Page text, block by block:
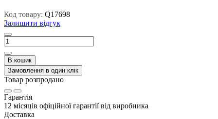
Код товару: Q17698
Залишити відгук
В кошик
Замовлення в один клік
Товар розпродано
Гарантія
12 місяців офіційної гарантії від виробника
Доставка